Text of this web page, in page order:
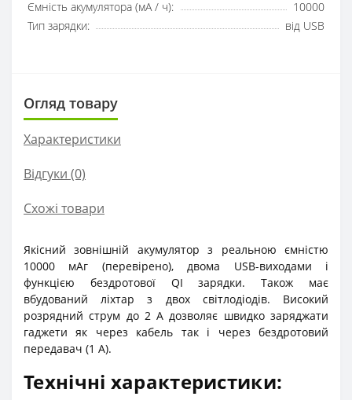
Ємність акумулятора (мА / ч):
10000
Тип зарядки:
від USB
Огляд товару
Характеристики
Відгуки (0)
Схожі товари
Якісний зовнішній акумулятор з реальною ємністю
10000 мАг (перевірено), двома USB-виходами і
функцією бездротової QI зарядки. Також має
вбудований ліхтар з двох світлодіодів. Високий
розрядний струм до 2 А дозволяє швидко заряджати
гаджети як через кабель так і через бездротовий
передавач (1 А).
Технічні характеристики: